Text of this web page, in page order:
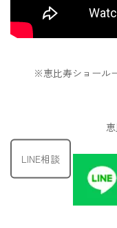
※恵比寿ショール
LINE相談